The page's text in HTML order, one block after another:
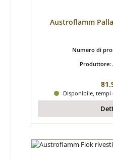
Austroflamm
Numero di
Produttore:
Disponibile, tempi